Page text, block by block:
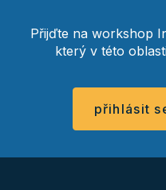
Přijďte na workshop
který v této
přihlásit